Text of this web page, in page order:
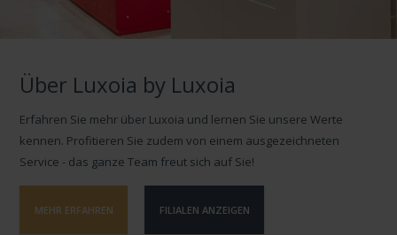
Über Luxoia by Luxoia
Erfahren Sie mehr über Luxoia und lernen Sie unsere Werte
kennen. Profitieren Sie zudem von einem ausgezeichneten
Service - das ganze Team freut sich auf Sie!
MEHR ERFAHREN FILIALEN ANZEIGEN